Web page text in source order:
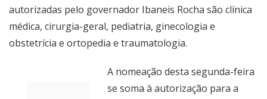
autorizadas pelo governador Ibaneis Rocha são clínica
médica, cirurgia-geral, pediatria, ginecologia e
obstetrícia e ortopedia e traumatologia.
A nomeação desta segunda-feira
se soma à autorização para a